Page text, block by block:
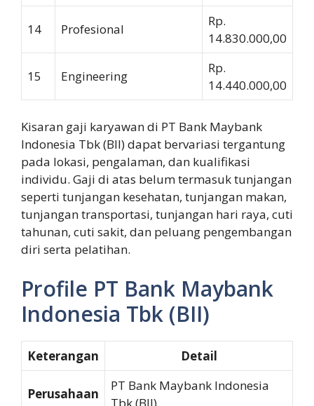
14 Profesional
Rp.
14.830.000,00
15 Engineering
Rp.
14.440.000,00
Kisaran gaji karyawan di PT Bank Maybank
Indonesia Tbk (BII) dapat bervariasi tergantung
pada lokasi, pengalaman, dan kualifikasi
individu. Gaji di atas belum termasuk tunjangan
seperti tunjangan kesehatan, tunjangan makan,
tunjangan transportasi, tunjangan hari raya, cuti
tahunan, cuti sakit, dan peluang pengembangan
diri serta pelatihan.
Profile PT Bank Maybank
Indonesia Tbk (BII)
Keterangan Detail
Perusahaan
PT Bank Maybank Indonesia
Tbk (BII)